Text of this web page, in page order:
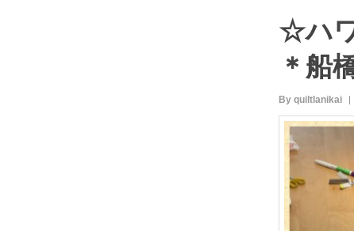
☆ハ
＊船
By quiltlanikai